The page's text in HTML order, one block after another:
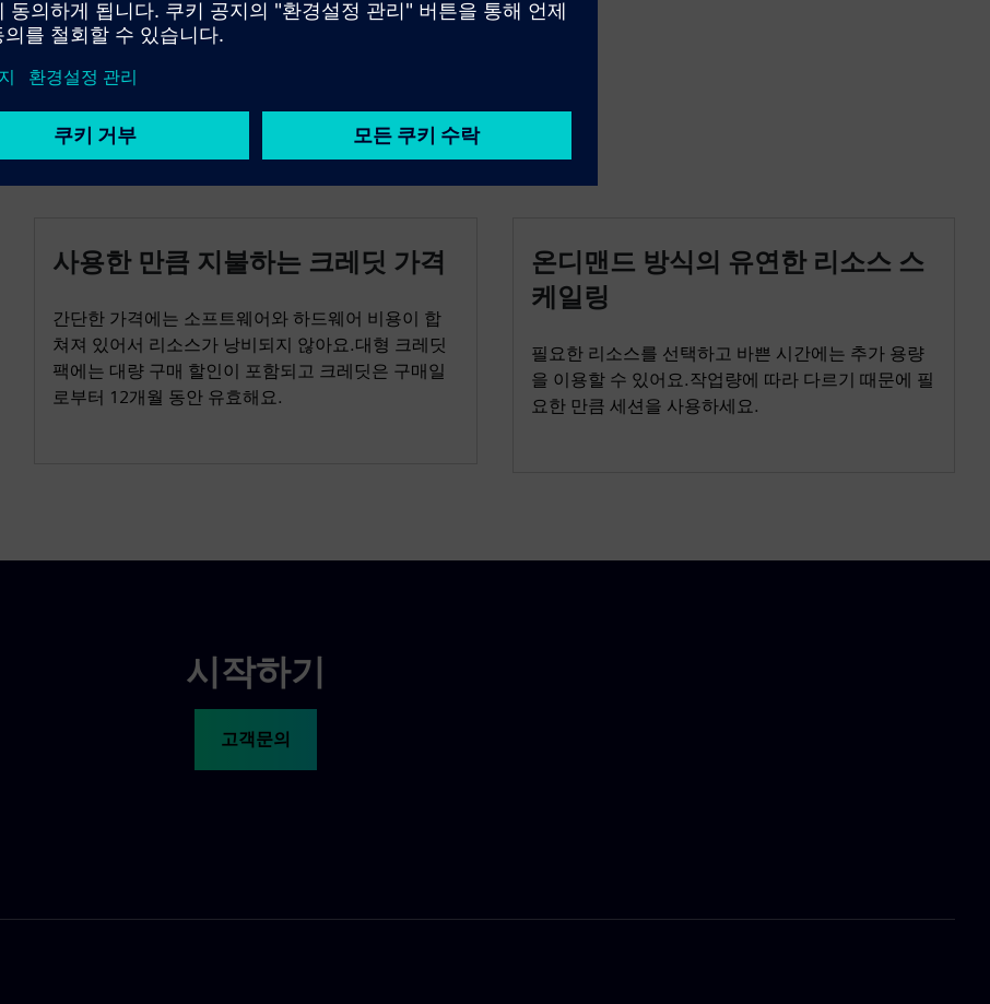
사용한 만큼 지불하는 크레딧 가격
간단한 가격에는 소프트웨어와 하드웨어 비용이 합
쳐져 있어서 리소스가 낭비되지 않아요.대형 크레딧
팩에는 대량 구매 할인이 포함되고 크레딧은 구매일
로부터 12개월 동안 유효해요.
온디맨드 방식의 유연한 리소스 스
케일링
필요한 리소스를 선택하고 바쁜 시간에는 추가 용량
을 이용할 수 있어요.작업량에 따라 다르기 때문에 필
요한 만큼 세션을 사용하세요.
시작하기
고객문의